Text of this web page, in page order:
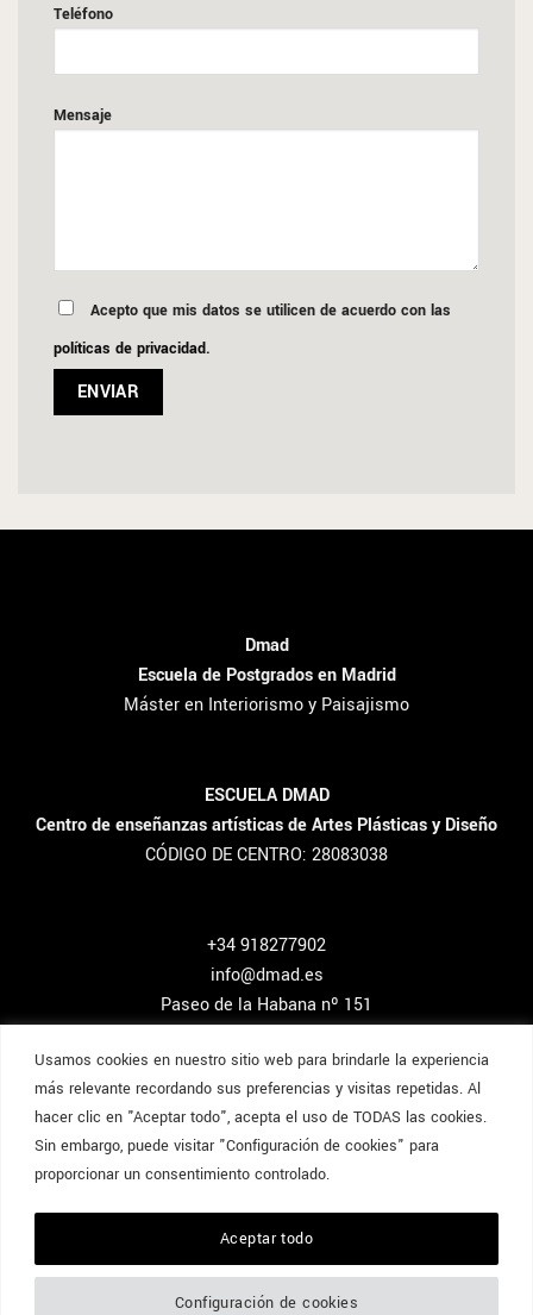
Usamos cookies en nuestro sitio web para brindarle la experiencia
más relevante recordando sus preferencias y visitas repetidas. Al
hacer clic en "Aceptar todo", acepta el uso de TODAS las cookies.
Sin embargo, puede visitar "Configuración de cookies" para
proporcionar un consentimiento controlado.
Configuración de cookies
Aceptar todo
Teléfono
Mensaje
Acepto que mis datos se utilicen de acuerdo con las
políticas de privacidad.
Dmad
Escuela de Postgrados en Madrid
Máster en Interiorismo y Paisajismo
ESCUELA DMAD
Centro de enseñanzas artísticas de Artes Plásticas y Diseño
CÓDIGO DE CENTRO: 28083038
+34 918277902
info@dmad.es
Paseo de la Habana nº 151
Aviso Legal y Cookies
Política de Privacidad
Ofertas de empleo
Dmad Madrid Escuela de Postgrados & Arquitectura, Interiorismo y